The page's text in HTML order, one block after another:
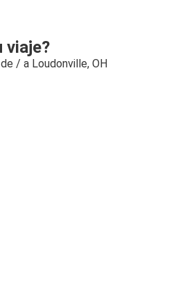
viaje?
/ a Loudonville, OH